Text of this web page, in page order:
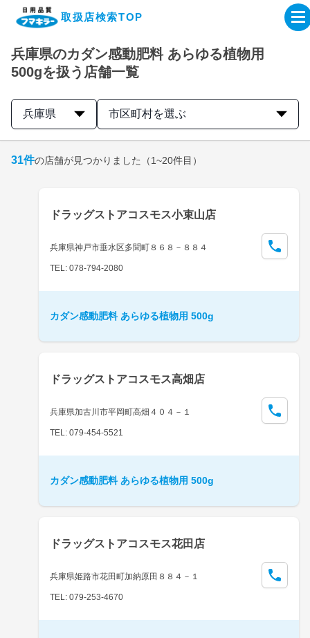
取扱店検索TOP
企業・IR情報サイト
製品情報サイト
取扱店検索はこちら
兵庫県のカダン感動肥料 あらゆる植物用
500gを扱う店舗一覧
兵庫県 市区町村を選ぶ
31件の店舗が見つかりました （1~20件目）
ドラッグストアコスモス小束山店
兵庫県神戸市垂水区多聞町８６８－８８４
TEL: 078-794-2080
カダン感動肥料 あらゆる植物用 500g
ドラッグストアコスモス高畑店
兵庫県加古川市平岡町高畑４０４－１
TEL: 079-454-5521
カダン感動肥料 あらゆる植物用 500g
ドラッグストアコスモス花田店
兵庫県姫路市花田町加納原田８８４－１
TEL: 079-253-4670